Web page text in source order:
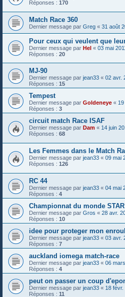
Réponses : 170
Match Race 360
Dernier message par Greg « 31 août
Pour ceux qui veulent que
Dernier message par Hel « 03 mai
Réponses : 20
MJ-90
Dernier message par jean33 « 02 avr.
Réponses : 15
Tempest
Dernier message par Goldeneye «
Réponses : 3
circuit match Race ISAF
Dernier message par Dam « 14 juin
Réponses : 68
Les Femmes dans le Match
Dernier message par jean33 « 09 mai
Réponses : 126
RC 44
Dernier message par jean33 « 04 mai
Réponses : 4
Championnat du monde STAR
Dernier message par Gros « 28 avr.
Réponses : 10
idee pour proteger mon
Dernier message par jean33 « 03 avr.
Réponses : 7
auckland iomega match-race
Dernier message par jean33 « 06
Réponses : 4
peut on passer un coup
Dernier message par jean33 « 18 févr.
Réponses : 11